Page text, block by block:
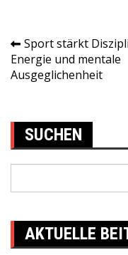
Post
navigation
Sport stärkt
Energie und mentale
Ausgeglichenheit
SUCHEN
AKTUELLE